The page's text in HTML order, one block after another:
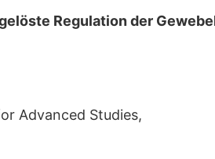
Regulation der
Advanced Studies,